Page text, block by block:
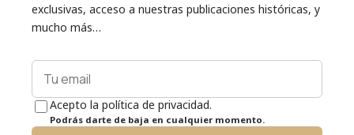
exclusivas, acceso a nuestras publicaciones históricas, y
mucho más…
Acepto la política de privacidad.
Podrás darte de baja en cualquier momento.